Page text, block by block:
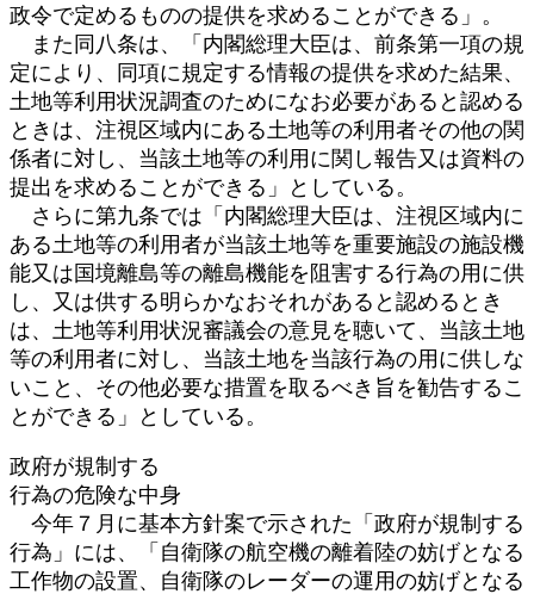
政令で定めるものの提供を求めることができる」。
また同八条は、「内閣総理大臣は、前条第一項の規
定により、同項に規定する情報の提供を求めた結果、
土地等利用状況調査のためになお必要があると認める
ときは、注視区域内にある土地等の利用者その他の関
係者に対し、当該土地等の利用に関し報告又は資料の
提出を求めることができる」としている。
さらに第九条では「内閣総理大臣は、注視区域内に
ある土地等の利用者が当該土地等を重要施設の施設機
能又は国境離島等の離島機能を阻害する行為の用に供
し、又は供する明らかなおそれがあると認めるとき
は、土地等利用状況審議会の意見を聴いて、当該土地
等の利用者に対し、当該土地を当該行為の用に供しな
いこと、その他必要な措置を取るべき旨を勧告するこ
とができる」としている。
政府が規制する
行為の危険な中身
今年７月に基本方針案で示された「政府が規制する
行為」には、「自衛隊の航空機の離着陸の妨げとなる
工作物の設置、自衛隊のレーダーの運用の妨げとなる